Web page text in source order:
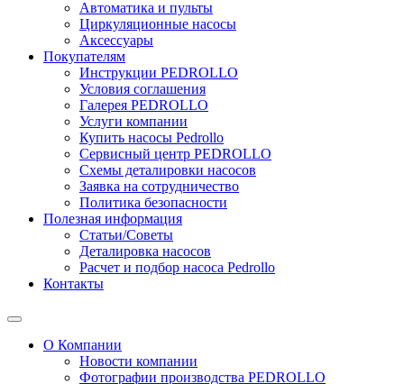
Автоматика и пульты
Циркуляционные насосы
Аксессуары
Покупателям
Инструкции PEDROLLO
Условия соглашения
Галерея PEDROLLO
Услуги компании
Купить насосы Pedrollo
Сервисный центр PEDROLLO
Схемы деталировки насосов
Заявка на сотрудничество
Политика безопасности
Полезная информация
Статьи/Советы
Деталировка насосов
Расчет и подбор насоса Pedrollo
Контакты
О Компании
Новости компании
Фотографии производства PEDROLLO